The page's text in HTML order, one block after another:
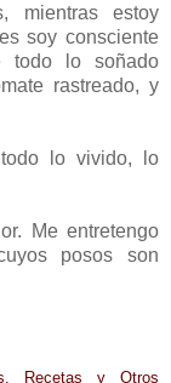
mientras estoy
soy consciente
todo lo soñado
rastreado, y
lo vivido, lo
Me entretengo
posos son
Recetas y Otros